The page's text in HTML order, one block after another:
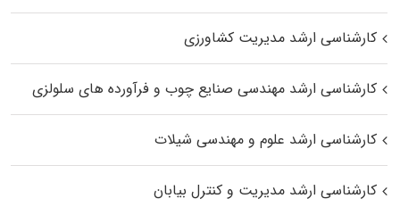
کارشناسی ارشد مدیریت کشاورزی
کارشناسی ارشد مهندسی صنایع چوب و فرآورده‌ های سلولزی
کارشناسی ارشد علوم و مهندسی شیلات
کارشناسی ارشد مدیریت و کنترل بیابان